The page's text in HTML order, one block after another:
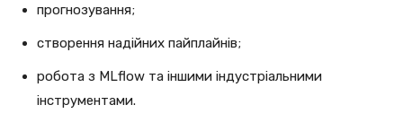
прогнозування;
створення надійних пайплайнів;
робота з MLflow та іншими індустріальними
інструментами.